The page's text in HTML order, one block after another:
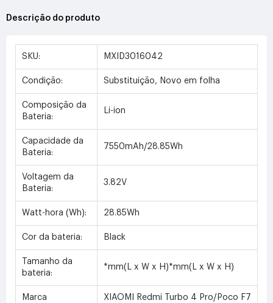
Descrição do produto
SKU: MXID3016042
Condição: Substituição, Novo em folha
Composição da
Bateria:
Li-ion
Capacidade da
Bateria:
7550mAh/28.85Wh
Voltagem da
Bateria:
3.82V
Watt-hora (Wh): 28.85Wh
Cor da bateria: Black
Tamanho da
bateria:
*mm(L x W x H)*mm(L x W x H)
Marca
XIAOMI Redmi Turbo 4 Pro/Poco F7